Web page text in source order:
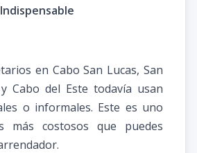
en Cabo San Lucas, San
Cabo del Este todavía usan
o informales. Este es uno
más costosos que puedes